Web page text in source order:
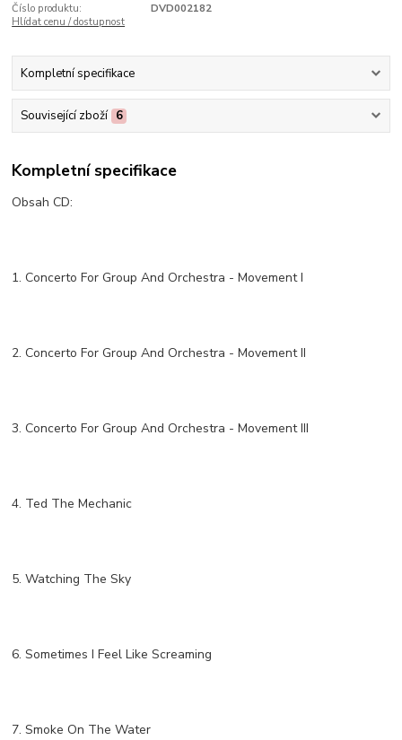
Číslo produktu:
DVD002182
Hlídat cenu / dostupnost
Kompletní specifikace
Související zboží 6
Kompletní specifikace
Obsah CD:
1. Concerto For Group And Orchestra - Movement I
2. Concerto For Group And Orchestra - Movement II
3. Concerto For Group And Orchestra - Movement III
4. Ted The Mechanic
5. Watching The Sky
6. Sometimes I Feel Like Screaming
7. Smoke On The Water